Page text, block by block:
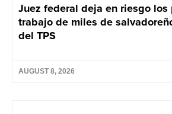
Juez federal deja en riesgo los
trabajo de miles de
del TPS
AUGUST 8, 2026